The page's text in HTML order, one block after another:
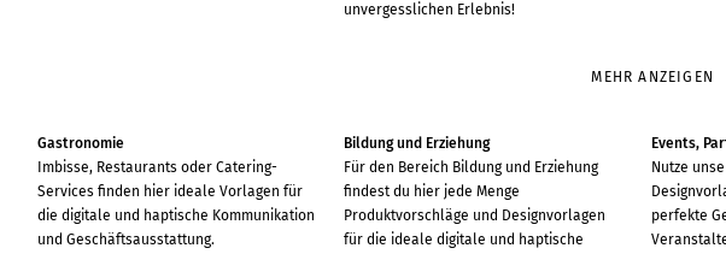
unvergesslichen Erlebnis!
MEHR ANZEIGEN
Gastronomie
Imbisse, Restaurants oder Catering-
Services finden hier ideale Vorlagen für
die digitale und haptische Kommunikation
und Geschäftsausstattung.
Bildung und Erziehung
Für den Bereich Bildung und Erziehung
findest du hier jede Menge
Produktvorschläge und Designvorlagen
für die ideale digitale und haptische
Events,
Nutze
perfekte